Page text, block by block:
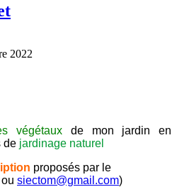
2022
végétaux de mon jardin en
de jardinage naturel
proposés par le
siectom@gmail.com)